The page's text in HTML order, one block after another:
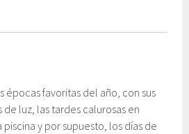
épocas favoritas del año, con sus
luz, las tardes calurosas en
y por supuesto, los días de